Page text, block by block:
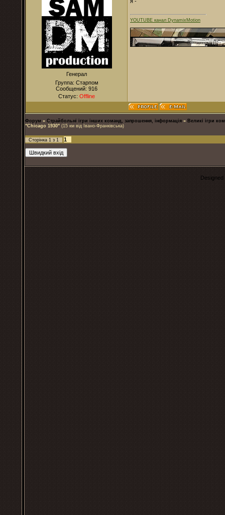
Генерал
Группа: Старпом
Сообщений: 916
Статус: Offline
YOUTUBE канал DynamixMotion
Форум » Страйбольні ігри інших команд, запрошення, інформація » Великі ігри
"Chicago 1930" (15 км від Івано-Франківська)
Сторінка 1 з 1 1